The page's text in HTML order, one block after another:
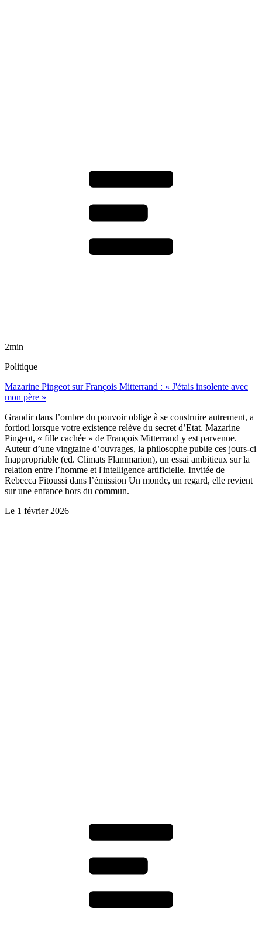
2min
Politique
Mazarine Pingeot sur François Mitterrand : « J'étais insolente avec
mon père »
Grandir dans l’ombre du pouvoir oblige à se construire autrement, a
fortiori lorsque votre existence relève du secret d’Etat. Mazarine
Pingeot, « fille cachée » de François Mitterrand y est parvenue.
Auteur d’une vingtaine d’ouvrages, la philosophe publie ces jours-ci
Inappropriable (ed. Climats Flammarion), un essai ambitieux sur la
relation entre l’homme et l'intelligence artificielle. Invitée de
Rebecca Fitoussi dans l’émission Un monde, un regard, elle revient
sur une enfance hors du commun.
Le 1 février 2026